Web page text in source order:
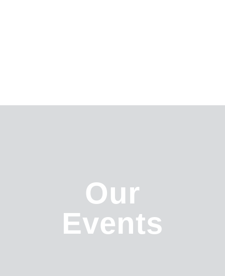
Our
Events